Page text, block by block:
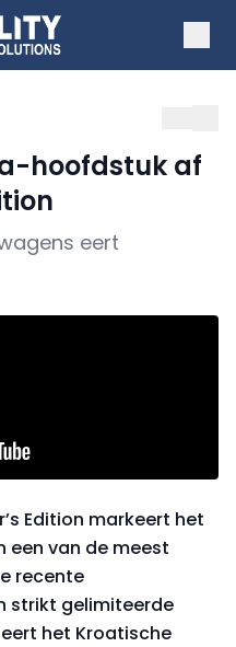
hoofdstuk af
eert
Edition markeert het
een van de meest
recente
strikt gelimiteerde
het Kroatische